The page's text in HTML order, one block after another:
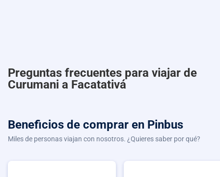
Preguntas frecuentes para viajar de
Curumani a Facatativá
Beneficios de comprar en Pinbus
Miles de personas viajan con nosotros. ¿Quieres saber por qué?